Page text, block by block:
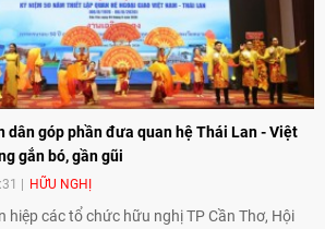
dân góp phần đưa quan hệ Thái Lan - Việt
gắn bó, gần gũi
HỮU NGHỊ
hiệp các tổ chức hữu nghị TP Cần Thơ, Hội